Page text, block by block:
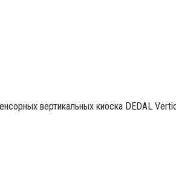
вертикальных киоска DEDAL